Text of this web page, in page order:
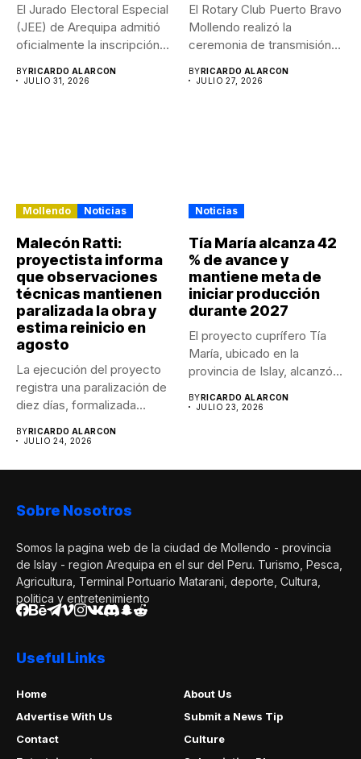
El Jurado Electoral Especial
(JEE) de Arequipa admitió
oficialmente la inscripción
BYRICARDO ALARCON
JULIO 31, 2026
El Rotary Club Puerto Bravo
Mollendo realizó la
ceremonia de transmisión
BYRICARDO ALARCON
JULIO 27, 2026
Mollendo Noticias
Malecón Ratti:
proyectista informa
que observaciones
técnicas mantienen
paralizada la obra y
estima reinicio en
agosto
La ejecución del proyecto
registra una paralización de
diez días, formalizada
BY RICARDO ALARCON
JULIO 24, 2026
Noticias
Tía María alcanza 42
% de avance y
mantiene meta de
iniciar producción
durante 2027
El proyecto cuprífero Tía
María, ubicado en la
provincia de Islay, alcanzó...
BY RICARDO ALARCON
JULIO 23, 2026
Sobre Nosotros
Somos la pagina web de la ciudad de Mollendo - provincia
de Islay - region Arequipa en el sur del Peru. Turismo, Pesca,
Agricultura, Terminal Portuario Matarani, deporte, Cultura,
politica y entretenimiento
Useful Links
Home
About Us
Advertise With Us
Submit a News Tip
Contact
Culture